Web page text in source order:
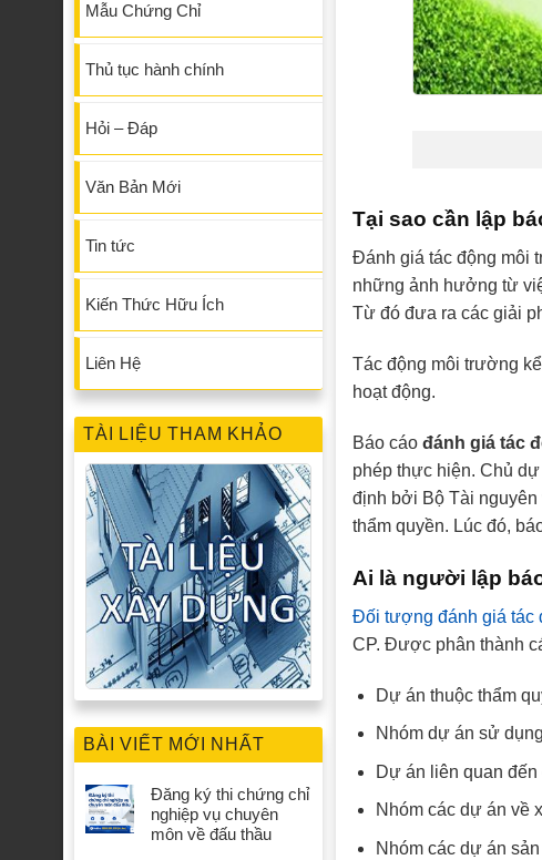
Mẫu Chứng Chỉ
Thủ tục hành chính
Hỏi – Đáp
Văn Bản Mới
Tin tức
Kiến Thức Hữu Ích
Liên Hệ
TÀI LIỆU THAM KHẢO
BÀI VIẾT MỚI NHẤT
Đăng ký thi chứng chỉ
nghiệp vụ chuyên
môn về đấu thầu
Tại sao cần lập
Đánh giá tác động môi
những ảnh hưởng từ
Từ đó đưa ra các giải
Tác động môi trường
hoạt động.
Báo cáo đánh giá tác
phép thực hiện. Chủ
định bởi Bộ Tài
thẩm quyền. Lúc đó,
Ai là người lập
Đối tượng đánh giá tác
CP. Được phân thành
Dự án thuộc thẩm
Nhóm dự án sử
Dự án liên quan
Nhóm các dự án về
Nhóm các dự án